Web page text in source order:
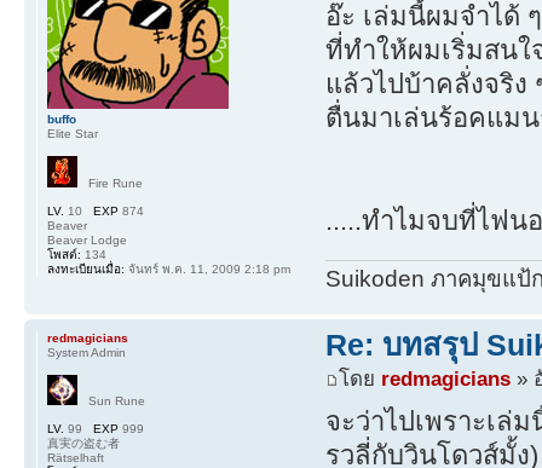
อ๊ะ เล่มนี้ผมจำได้
ที่ทำให้ผมเริ่มสนใ
แล้วไปบ้าคลั่งจริง
ตื่นมาเล่นร้อคแม
.....ทำไมจบที่ไฟน
Suikoden ภาคมุขแป้
buffo
Elite Star
Fire Rune
LV. 10 EXP 874
Beaver
Beaver Lodge
โพสต์: 134
ลงทะเบียนเมื่อ: จันทร์ พ.ค. 11, 2009 2:18 pm
Re: บทสรุป
โดย redmagicians »
จะว่าไปเพราะเ
รวลี่กับวินโดวส์มั้
redmagicians
System Admin
Sun Rune
LV. 99 EXP 999
真実の盗む者
Rätselhaft